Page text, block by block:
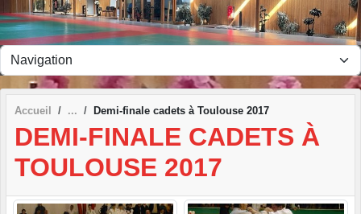
Accueil Demi-finale cadets à Toulouse 2017
DEMI-FINALE CADETS À
TOULOUSE 2017